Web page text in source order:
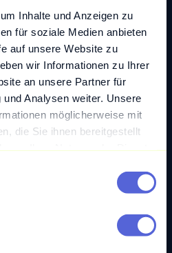
Inhalte und Anzeigen zu
für soziale Medien anbieten
auf unsere Website zu
wir Informationen zu Ihrer
an unsere Partner für
Analysen weiter. Unsere
möglicherweise mit
die Sie ihnen bereitgestellt
So wird auch die
gesehen
von RPA und
Je früher sich zum
desto besser. Finanz
einen gewaltigen